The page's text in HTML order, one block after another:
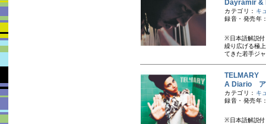
Dayramir &
カテゴリ： キ
録音・発売年
※日本語解説付
繰り広げる極
てきた若手ジ
TELMARY
A Diario ア
カテゴリ： キ
録音・発売年
※日本語解説付